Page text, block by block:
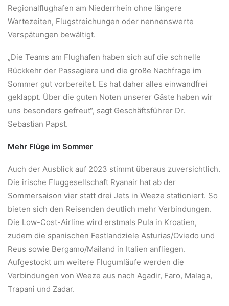
Regionalflughafen am Niederrhein ohne längere
Wartezeiten, Flugstreichungen oder nennenswerte
Verspätungen bewältigt.
„Die Teams am Flughafen haben sich auf die schnelle
Rückkehr der Passagiere und die große Nachfrage im
Sommer gut vorbereitet. Es hat daher alles einwandfrei
geklappt. Über die guten Noten unserer Gäste haben wir
uns besonders gefreut“, sagt Geschäftsführer Dr.
Sebastian Papst.
Mehr Flüge im Sommer
Auch der Ausblick auf 2023 stimmt überaus zuversichtlich.
Die irische Fluggesellschaft Ryanair hat ab der
Sommersaison vier statt drei Jets in Weeze stationiert. So
bieten sich den Reisenden deutlich mehr Verbindungen.
Die Low-Cost-Airline wird erstmals Pula in Kroatien,
zudem die spanischen Festlandziele Asturias/Oviedo und
Reus sowie Bergamo/Mailand in Italien anfliegen.
Aufgestockt um weitere Flugumläufe werden die
Verbindungen von Weeze aus nach Agadir, Faro, Malaga,
Trapani und Zadar.